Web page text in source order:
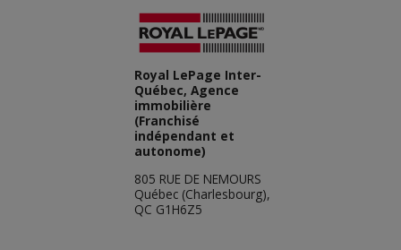
Royal LePage Inter-
Québec, Agence
immobilière
(Franchisé
indépendant et
autonome)
805 RUE DE NEMOURS
Québec (Charlesbourg),
QC G1H6Z5